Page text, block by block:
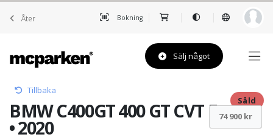
Åter Bokning
Sälj något
Tillbaka
BMW C400GT 400 GT CVT Euro 4
• 2020
Såld
74 900 kr